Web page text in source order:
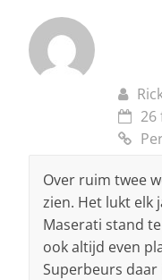
26
Over ruim twee
zien. Het lukt elk
Maserati stand
ook altijd even
Superbeurs daar